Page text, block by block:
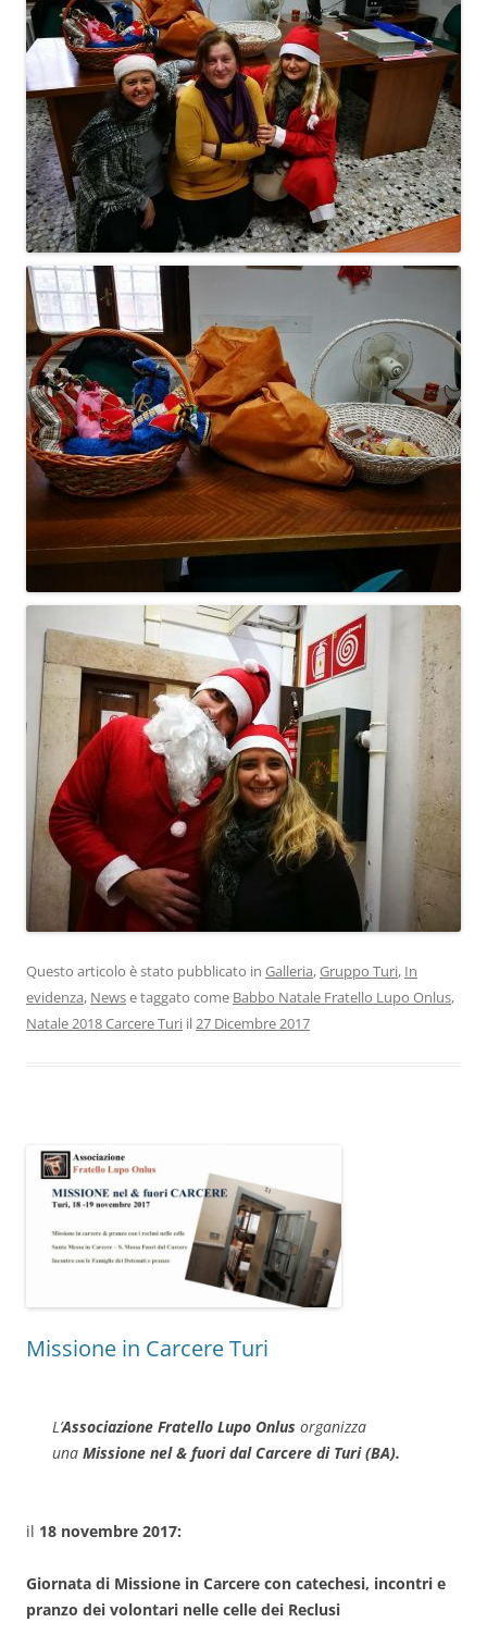
Questo articolo è stato pubblicato in Galleria,Gruppo Turi, In
evidenza, Newse taggato come Babbo Natale Fratello Lupo Onlus,
Natale 2018 Carcere Turi il27 Dicembre 2017
Missione in Carcere Turi
L’Associazione Fratello Lupo Onlus organizza
una Missione nel & fuori dal Carcere di Turi (BA).
il 18 novembre 2017:
Giornata di Missione in Carcere con catechesi, incontri e
pranzo dei volontari nelle celle dei Reclusi